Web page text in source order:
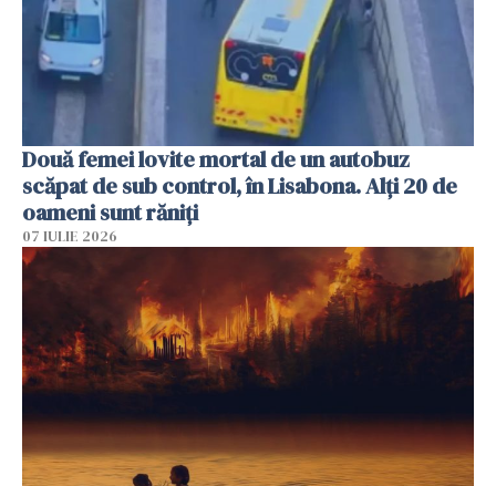
Două femei lovite mortal de un autobuz
scăpat de sub control, în Lisabona. Alți 20 de
oameni sunt răniți
07 IULIE 2026